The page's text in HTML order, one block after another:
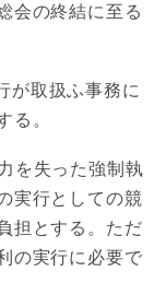
会の終結に至る
が取扱ふ事務に
る。
を失った強制執
実行としての競
担とする。ただ
の実行に必要で